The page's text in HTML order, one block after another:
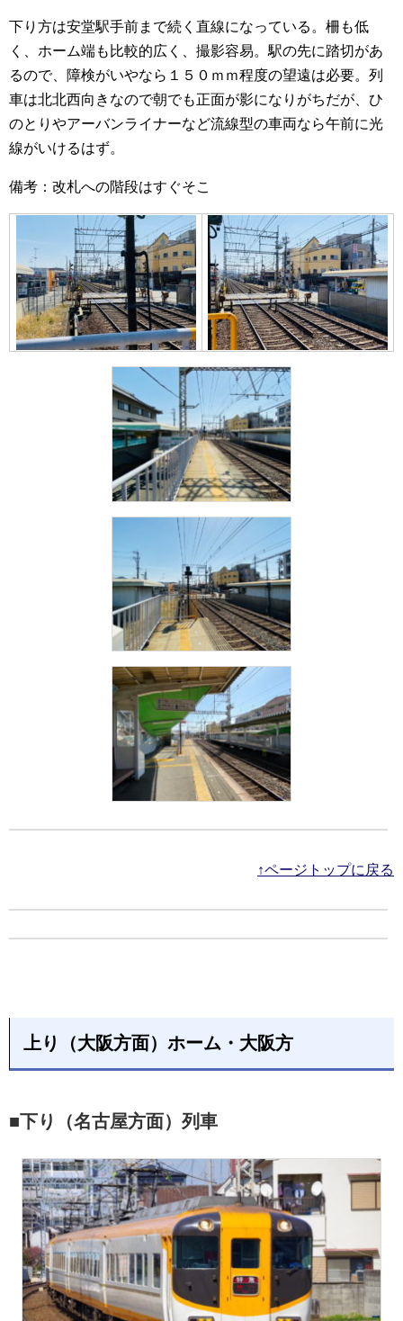
下り方は安堂駅手前まで続く直線になっている。柵も低
く、ホーム端も比較的広く、撮影容易。駅の先に踏切があ
るので、障検がいやなら１５０ｍｍ程度の望遠は必要。列
車は北北西向きなので朝でも正面が影になりがちだが、ひ
のとりやアーバンライナーなど流線型の車両なら午前に光
線がいけるはず。
備考：改札への階段はすぐそこ
↑ページトップに戻る
上り（大阪方面）ホーム・大阪方
■下り（名古屋方面）列車